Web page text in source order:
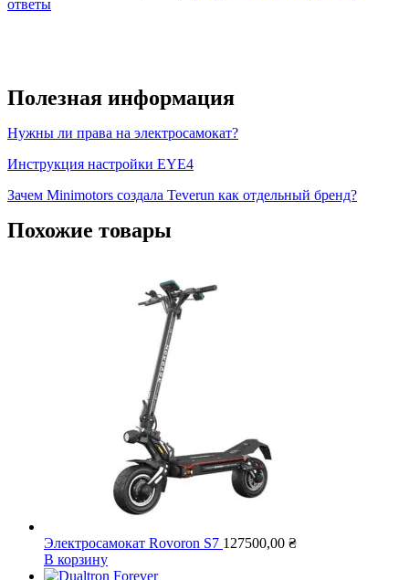
ответы
Полезная информация
Нужны ли права на электросамокат?
Инструкция настройки EYE4
Зачем Minimotors создала Teverun как отдельный бренд?
Похожие товары
Электросамокат Rovoron S7 127500,00 ₴
В корзину